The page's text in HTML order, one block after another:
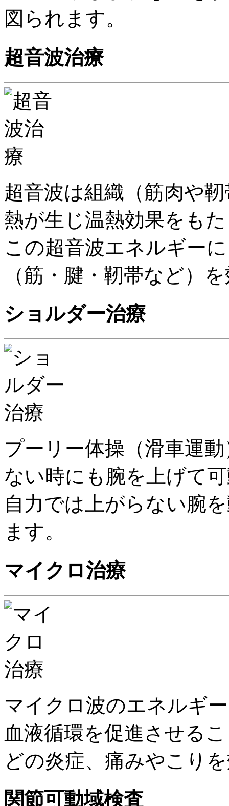
図られます。
超音波治療
超音波は組織（筋肉や
熱が生じ温熱効果をも
この超音波エネルギー
（筋・腱・靭帯など）
ショルダー治療
プーリー体操（滑車運
ない時にも腕を上げて
自力では上がらない腕
ます。
マイクロ治療
マイクロ波のエネルギ
血液循環を促進させる
どの炎症、痛みやこり
関節可動域検査